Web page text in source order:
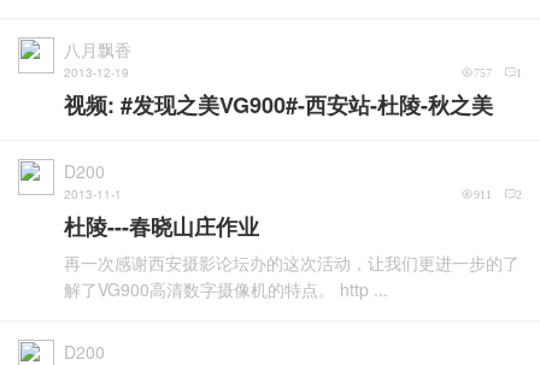
八月飘香
2013-12-19 1
757
视频: #发现之美VG900#-西安站-杜陵-秋之美
D200
2013-11-1 2
911
杜陵---春晓山庄作业
再一次感谢西安摄影论坛办的这次活动，让我们更进一步的了
解了VG900高清数字摄像机的特点。 http ...
D200